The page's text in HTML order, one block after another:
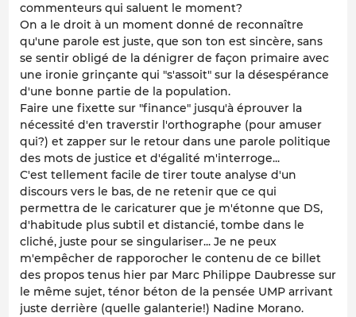
commenteurs qui saluent le moment?
On a le droit à un moment donné de reconnaître
qu'une parole est juste, que son ton est sincère, sans
se sentir obligé de la dénigrer de façon primaire avec
une ironie grinçante qui "s'assoit" sur la désespérance
d'une bonne partie de la population.
Faire une fixette sur "finance" jusqu'à éprouver la
nécessité d'en traverstir l'orthographe (pour amuser
qui?) et zapper sur le retour dans une parole politique
des mots de justice et d'égalité m'interroge...
C'est tellement facile de tirer toute analyse d'un
discours vers le bas, de ne retenir que ce qui
permettra de le caricaturer que je m'étonne que DS,
d'habitude plus subtil et distancié, tombe dans le
cliché, juste pour se singulariser... Je ne peux
m'empêcher de rapporocher le contenu de ce billet
des propos tenus hier par Marc Philippe Daubresse sur
le même sujet, ténor béton de la pensée UMP arrivant
juste derrière (quelle galanterie!) Nadine Morano.